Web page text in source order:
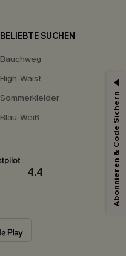
BELIEBTE SUCHEN
Bauchweg
High-Waist
Sommerkleider
Blau-Weiß
4.4 Abonnieren & Code Sichern